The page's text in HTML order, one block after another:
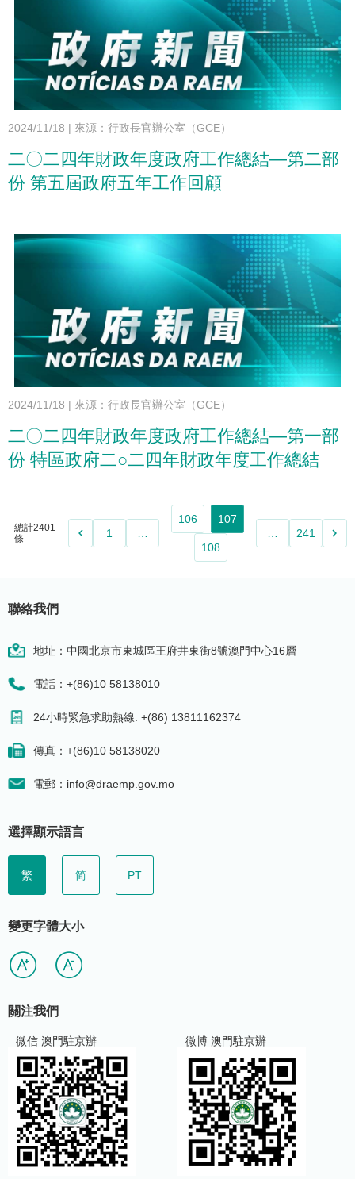
2024/11/18 | 來源：行政長官辦公室（GCE）
二〇二四年財政年度政府工作總結—第二部
份 第五屆政府五年工作回顧
2024/11/18 | 來源：行政長官辦公室（GCE）
二〇二四年財政年度政府工作總結—第一部
份 特區政府二○二四年財政年度工作總結
總計2401
條
keyboard_arrow_left 1
106 107
108
241 keyboard_arrow_right
聯絡我們
地址：中國北京市東城區王府井東街8號澳門中心16層
電話：+(86)10 58138010
24小時緊急求助熱線: +(86) 13811162374
傳真：+(86)10 58138020
電郵：info@draemp.gov.mo
選擇顯示語言
繁 简 PT
變更字體大小
關注我們
微信 澳門駐京辦 微博 澳門駐京辦